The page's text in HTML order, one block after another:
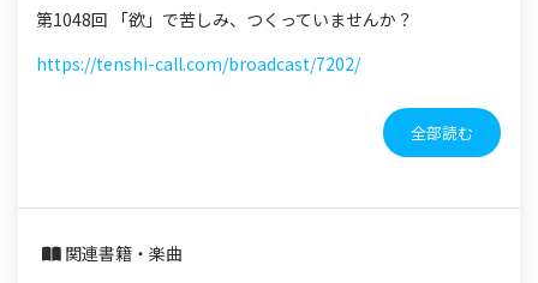
第1048回 「欲」で苦しみ、つくっていませんか？
https://tenshi-call.com/broadcast/7202/
全部読む
関連書籍・楽曲